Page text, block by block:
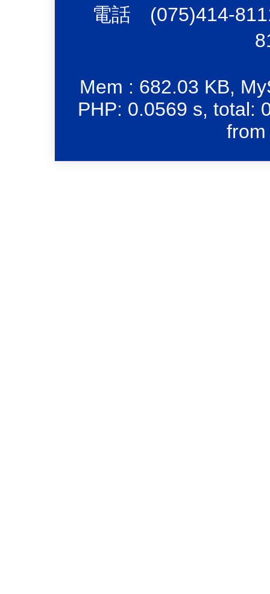
電話 (075)414-
Mem : 682.03 KB,
PHP: 0.0569 s, total: